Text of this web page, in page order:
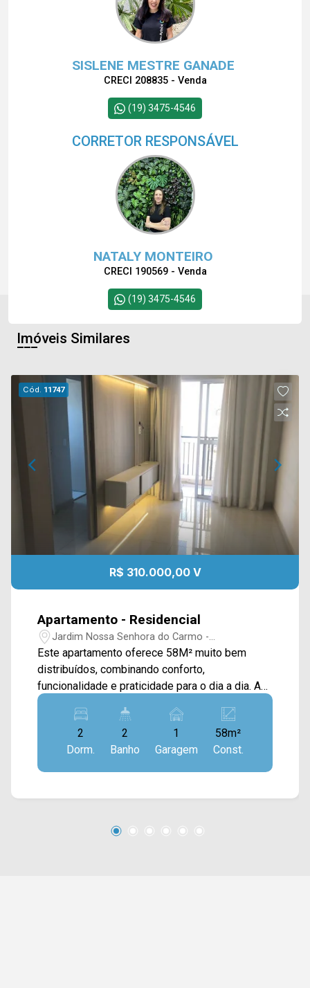
SISLENE MESTRE GANADE
CRECI 208835 - Venda
(19) 3475-4546
CORRETOR RESPONSÁVEL
NATALY MONTEIRO
CRECI 190569 - Venda
(19) 3475-4546
Imóveis Similares
Cód. 11747
R$ 310.000,00 V
Apartamento - Residencial
Jardim Nossa Senhora do Carmo -
Americana/SP
Este apartamento oferece 58M² muito bem
distribuídos, combinando conforto,
funcionalidade e praticidade para o dia a dia. A
área social conta com sala de estar e sala de
jantar integradas, criando um ambiente
acolhedor e agradável para receber amigos e
familiares. A cozinha possui armários
planejados e está conectada à área de serviço,
espaços e mais organização na rotina. Os
praticidade sem abrir mão do conforto. A planta
2
Dorm.
2
Banho
1
Garagem
58m²
Const.